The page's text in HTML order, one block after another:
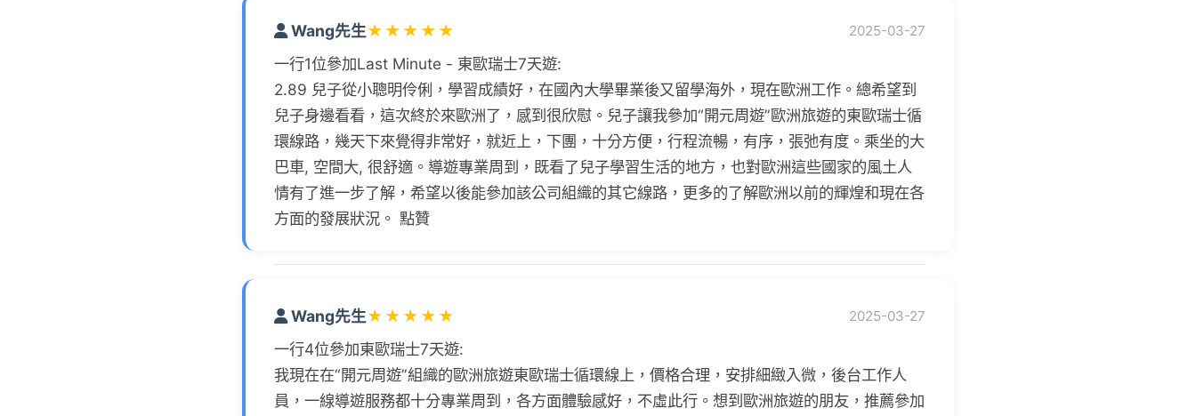
Wang先生★ ★ ★ ★ ★ 2025-03-27
一行1位參加Last Minute - 東歐瑞士7天遊:
2.89 兒子從小聰明伶俐，學習成績好，在國內大學畢業後又留學海外，現在歐洲工作。總希望到
兒子身邊看看，這次終於來歐洲了，感到很欣慰。兒子讓我參加“開元周遊”歐洲旅遊的東歐瑞士循
環線路，幾天下來覺得非常好，就近上，下團，十分方便，行程流暢，有序，張弛有度。乘坐的大
巴車, 空間大, 很舒適。導遊專業周到，既看了兒子學習生活的地方，也對歐洲這些國家的風土人
情有了進一步了解，希望以後能參加該公司組織的其它線路，更多的了解歐洲以前的輝煌和現在各
方面的發展狀況。 點贊
Wang先生★ ★ ★ ★ ★ 2025-03-27
一行4位參加東歐瑞士7天遊:
我現在在“開元周遊”組織的歐洲旅遊東歐瑞士循環線上，價格合理，安排細緻入微，後台工作人
員，一線導遊服務都十分專業周到，各方面體驗感好，不虛此行。想到歐洲旅遊的朋友，推薦參加